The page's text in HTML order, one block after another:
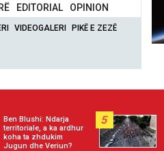
EDITORIAL OPINION
VIDEOGALERI PIKË E ZEZË
Ben Blushi: Ndarja
territoriale, a ka ardhur
koha ta zhdukim
Jugun dhe Veriun?
5